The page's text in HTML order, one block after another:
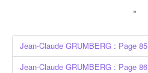
Jean-Claude GRUMBERG : Page 85
Jean-Claude GRUMBERG : Page 86